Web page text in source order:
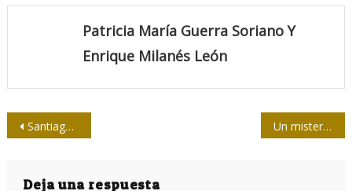
Patricia María Guerra Soriano Y
Enrique Milanés León
Navegación
Santiago Lajes: Ciencia del bien en la comunicación Un misterioso humano extinto dio forma a nuestro sistema inmunológico
Deja una respuesta